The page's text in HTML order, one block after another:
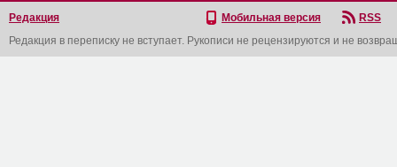
Редакция Мобильная версия
RSS
Редакция в переписку не вступает. Рукописи не рецензируются и не